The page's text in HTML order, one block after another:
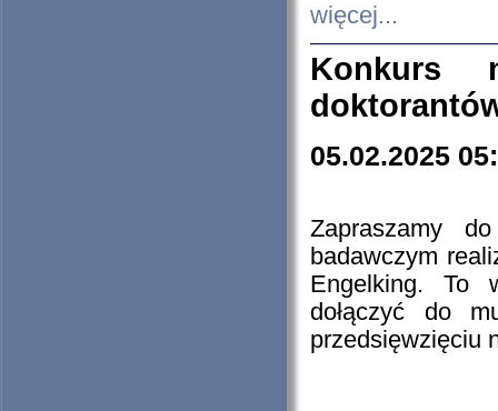
więcej...
Konkurs
05.02.2025
Zapraszamy
badawczym
Engelking. To
dołączyć do
przedsięwzięciu